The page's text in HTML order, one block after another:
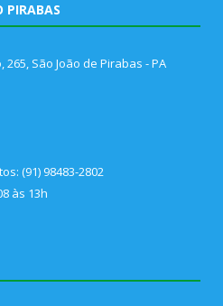
PIRABAS
São João de Pirabas - PA
(91) 98483-2802
às 13h